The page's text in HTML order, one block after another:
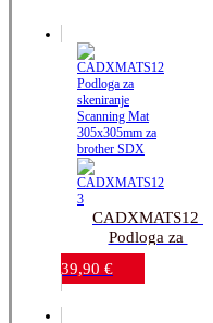
CADXMATS12
Podloga za
skeniranje_Scanning
Mat 305x305mm za
39,90 €